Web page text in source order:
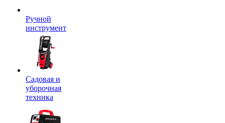
Ручной
инструмент
Садовая и
уборочная
техника